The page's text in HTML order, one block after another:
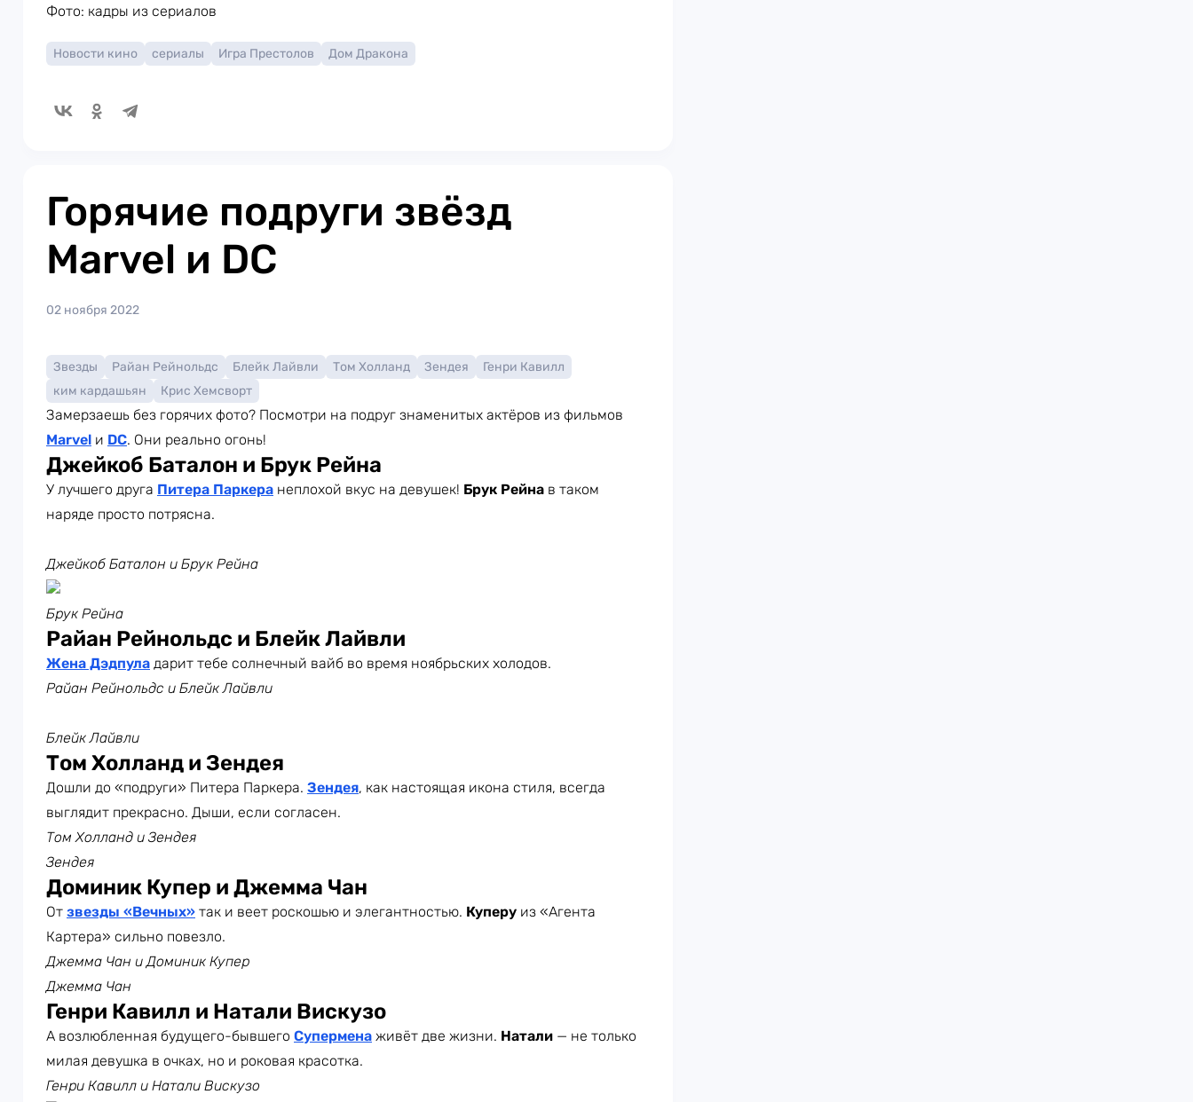
Фото: кадры из сериалов
Новости кино сериалы Игра Престолов Дом Дракона
Горячие подруги звёзд
Marvel и DC
02 ноября 2022
Звезды Райан Рейнольдс Блейк Лайвли Том Холланд Зендея
Генри Кавилл
ким кардашьян
Крис Хемсворт
Замерзаешь без горячих фото? Посмотри на подруг знаменитых актёров из фильмов
Marvel и DC. Они реально огонь!
Джейкоб Баталон и Брук Рейна
У лучшего друга Питера Паркера неплохой вкус на девушек! Брук Рейна в таком
наряде просто потрясна.
Джейкоб Баталон и Брук Рейна
Брук Рейна
Райан Рейнольдс и Блейк Лайвли
Жена Дэдпула дарит тебе солнечный вайб во время ноябрьских холодов.
Райан Рейнольдс и Блейк Лайвли
Блейк Лайвли
Том Холланд и Зендея
Дошли до «подруги» Питера Паркера. Зендея, как настоящая икона стиля, всегда
выглядит прекрасно. Дыши, если согласен.
Том Холланд и Зендея
Зендея
Доминик Купер и Джемма Чан
От звезды «Вечных» так и веет роскошью и элегантностью. Куперу из «Агента
Картера» сильно повезло.
Джемма Чан и Доминик Купер
Джемма Чан
Генри Кавилл и Натали Вискузо
А возлюбленная будущего-бывшего Супермена живёт две жизни. Натали — не только
милая девушка в очках, но и роковая красотка.
Генри Кавилл и Натали Вискузо